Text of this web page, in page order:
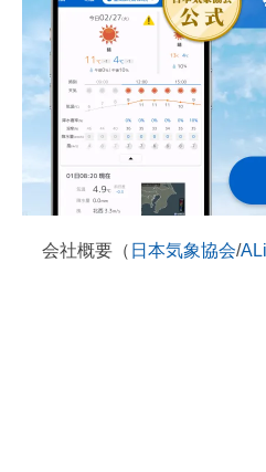
会社概要（ 日本気象協会/